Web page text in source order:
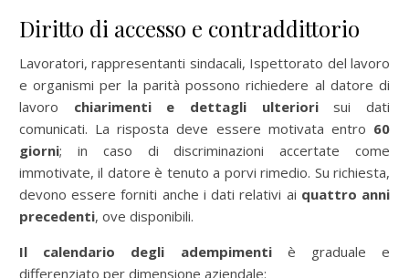
Diritto di accesso e contraddittorio
Lavoratori, rappresentanti sindacali, Ispettorato del lavoro
e organismi per la parità possono richiedere al datore di
lavoro chiarimenti e dettagli ulteriorisui dati
comunicati. La risposta deve essere motivata entro 60
giorni; in caso di discriminazioni accertate come
immotivate, il datore è tenuto a porvi rimedio. Su richiesta,
devono essere forniti anche i dati relativi ai quattro anni
precedenti, ove disponibili.
Il calendario degli adempimentiè graduale e
differenziato per dimensione aziendale: